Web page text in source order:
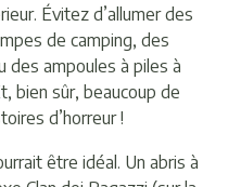
Évitez d’allumer des
de camping, des
des ampoules à piles à
bien sûr, beaucoup de
d’horreur !
être idéal. Un abris à